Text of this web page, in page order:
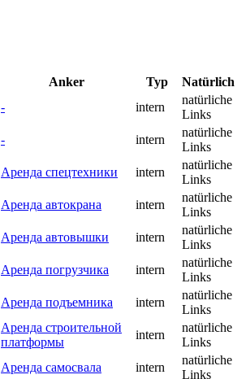
Anker Typ
Natürlich
-
intern
natürliche
Links
-
intern
natürliche
Links
Аренда спецтехники
intern
natürliche
Links
Аренда автокрана
intern
natürliche
Links
Аренда автовышки
intern
natürliche
Links
Аренда погрузчика
intern
natürliche
Links
Аренда подъемника
intern
natürliche
Links
Аренда строительной
платформы
intern
natürliche
Links
Аренда самосвала
intern
natürliche
Links